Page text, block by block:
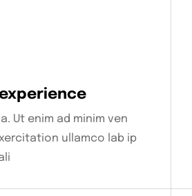
Ut enim ad minim ven
ullamco lab ip